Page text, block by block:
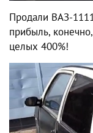
Продали ВАЗ-
прибыль,
целых 400%!